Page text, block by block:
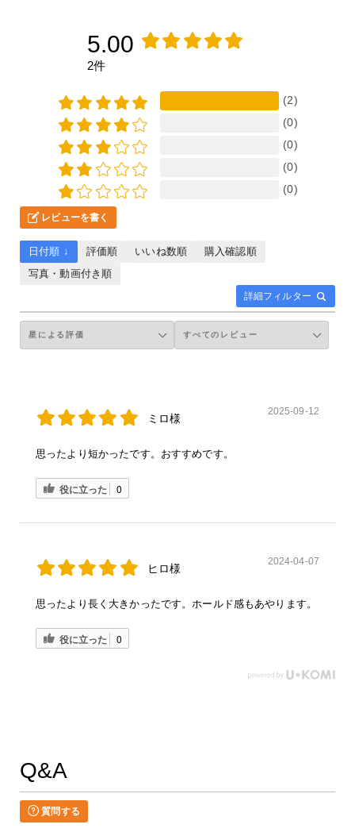
5.00
2件
(2)
(0)
(0)
(0)
(0)
レビューを書く
詳細フィルター
日付順 ↓ 評価順 いいね数順
購入確認順
写真・動画付き順
ミロ様
2025-09-12
思ったより短かったです。おすすめです。
役に立った 0
ヒロ様
2024-04-07
思ったより長く大きかったです。ホールド感もあやります。
役に立った 0
Q&A
質問する